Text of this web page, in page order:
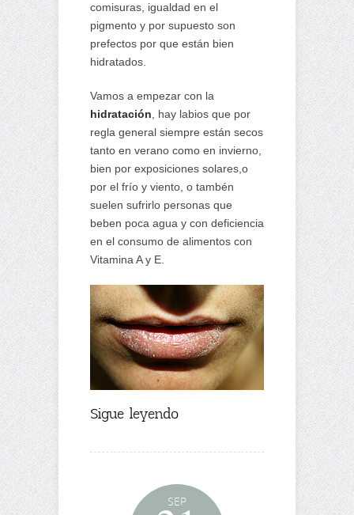
comisuras, igualdad en el
pigmento y por supuesto son
prefectos por que están bien
hidratados.
Vamos a empezar con la
hidratación , hay labios que por
regla general siempre están secos
tanto en verano como en invierno,
bien por exposiciones solares,o
por el frío y viento, o tambén
suelen sufrirlo personas que
beben poca agua y con deficiencia
en el consumo de alimentos con
Vitamina A y E.
Sigue leyendo
SEP